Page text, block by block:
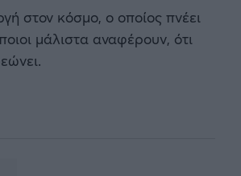
στον κόσμο, ο οποίος πνέει
μάλιστα αναφέρουν, ότι